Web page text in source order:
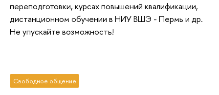
переподготовки, курсах повышений квалификации,
дистанционном обучении в НИУ ВШЭ - Пермь и др.
Не упускайте возможность!
Свободное общение